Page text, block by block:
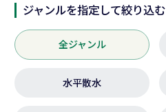
ジャンルを指定して絞り込む
全ジャンル
水平散水